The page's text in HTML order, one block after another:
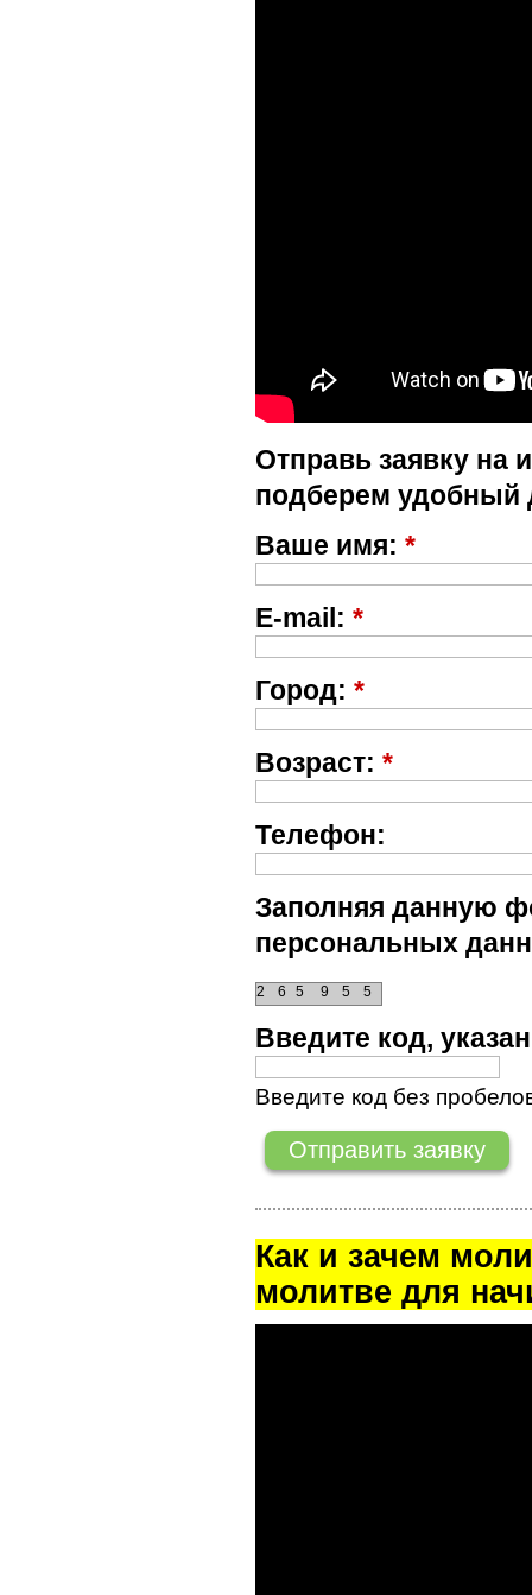
Отправь заявку на
подберем удобный
Ваше имя: *
E-mail: *
Город: *
Возраст: *
Телефон:
Заполняя данную
персональных
5
5
9
6 5
2
Введите код,
Введите код без
Как и зачем
молитве для